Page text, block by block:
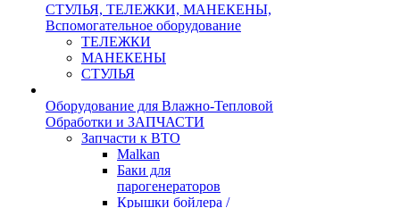
СТУЛЬЯ, ТЕЛЕЖКИ, МАНЕКЕНЫ,
Вспомогательное оборудование
ТЕЛЕЖКИ
МАНЕКЕНЫ
СТУЛЬЯ
Оборудование для Влажно-Тепловой
Обработки и ЗАПЧАСТИ
Запчасти к ВТО
Malkan
Баки для
парогенераторов
Крышки бойлера /